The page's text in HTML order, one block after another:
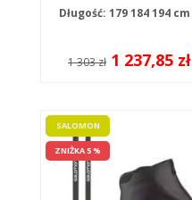
Długość: 179 184 194 cm
1 303 zł 1 237,85 zł
SALOMON
ZNIŻKA 5 %